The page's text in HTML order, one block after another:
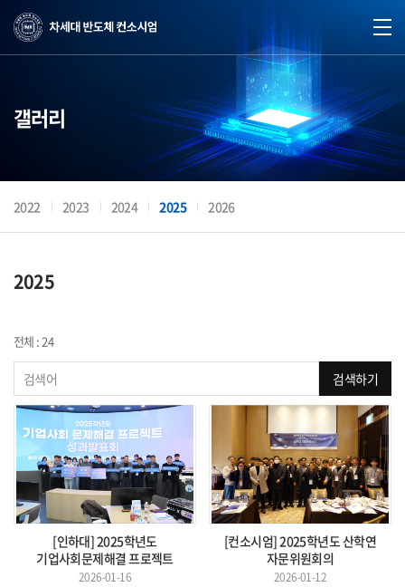
갤러리
2022 2023 2024 2025 2026
2025
전체 : 24
검색하기
[인하대] 2025학년도
기업사회문제해결 프로젝트
2026-01-16
[컨소시엄] 2025학년도 산학연
자문위원회의
2026-01-12